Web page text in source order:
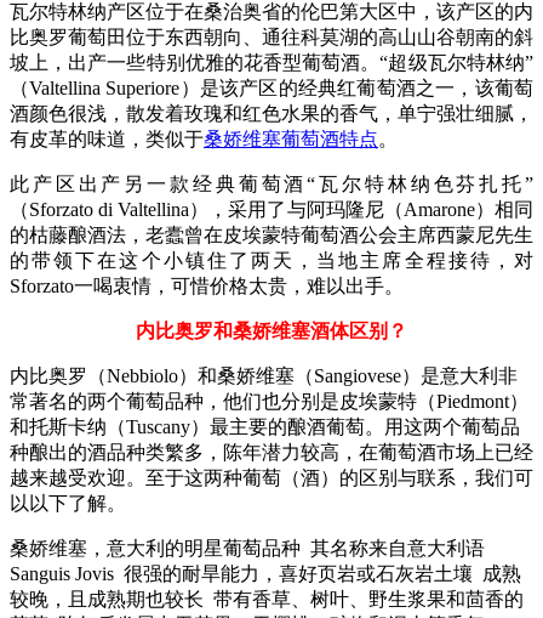
瓦尔特林纳产区位于在桑治奥省的伦巴第大区中，该产区的内
比奥罗葡萄田位于东西朝向、通往科莫湖的高山山谷朝南的斜
坡上，出产一些特别优雅的花香型葡萄酒。“超级瓦尔特林纳”
（Valtellina Superiore）是该产区的经典红葡萄酒之一，该葡萄
酒颜色很浅，散发着玫瑰和红色水果的香气，单宁强壮细腻，
有皮革的味道，类似于桑娇维塞葡萄酒特点。
此产区出产另一款经典葡萄酒“瓦尔特林纳色芬扎托”
（Sforzato di Valtellina），采用了与阿玛隆尼（Amarone）相同
的枯藤酿酒法，老蠹曾在皮埃蒙特葡萄酒公会主席西蒙尼先生
的带领下在这个小镇住了两天，当地主席全程接待，对
Sforzato一喝衷情，可惜价格太贵，难以出手。
内比奥罗和桑娇维塞酒体区别？
内比奥罗（Nebbiolo）和桑娇维塞（Sangiovese）是意大利非
常著名的两个葡萄品种，他们也分别是皮埃蒙特（Piedmont）
和托斯卡纳（Tuscany）最主要的酿酒葡萄。用这两个葡萄品
种酿出的酒品种类繁多，陈年潜力较高，在葡萄酒市场上已经
越来越受欢迎。至于这两种葡萄（酒）的区别与联系，我们可
以以下了解。
桑娇维塞，意大利的明星葡萄品种 其名称来自意大利语
Sanguis Jovis 很强的耐旱能力，喜好页岩或石灰岩土壤 成熟
较晚，且成熟期也较长 带有香草、树叶、野生浆果和茴香的